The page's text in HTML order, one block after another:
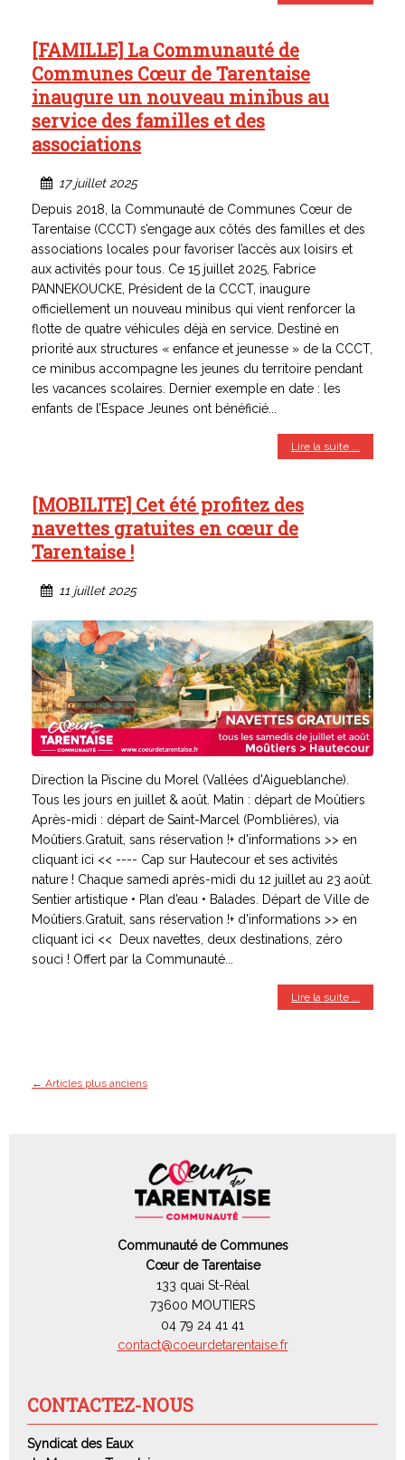
[FAMILLE] La Communauté de
Communes Cœur de Tarentaise
inaugure un nouveau minibus au
service des familles et des
associations
17 juillet 2025
Depuis 2018, la Communauté de Communes Cœur de
Tarentaise (CCCT) s’engage aux côtés des familles et des
associations locales pour favoriser l’accès aux loisirs et
aux activités pour tous. Ce 15 juillet 2025, Fabrice
PANNEKOUCKE, Président de la CCCT, inaugure
officiellement un nouveau minibus qui vient renforcer la
flotte de quatre véhicules déjà en service. Destiné en
priorité aux structures « enfance et jeunesse » de la CCCT,
ce minibus accompagne les jeunes du territoire pendant
les vacances scolaires. Dernier exemple en date : les
enfants de l’Espace Jeunes ont bénéficié...
Lire la suite ...
[MOBILITE] Cet été profitez des
navettes gratuites en cœur de
Tarentaise !
11 juillet 2025
Direction la Piscine du Morel (Vallées d'Aigueblanche).
Tous les jours en juillet & août. Matin : départ de Moûtiers
Après-midi : départ de Saint-Marcel (Pomblières), via
Moûtiers.Gratuit, sans réservation !+ d'informations >> en
cliquant ici << ---- Cap sur Hautecour et ses activités
nature ! Chaque samedi après-midi du 12 juillet au 23 août.
Sentier artistique • Plan d’eau • Balades. Départ de Ville de
Moûtiers.Gratuit, sans réservation !+ d'informations >> en
cliquant ici << Deux navettes, deux destinations, zéro
souci ! Offert par la Communauté...
Lire la suite ...
← Articles plus anciens
Communauté de Communes
Cœur de Tarentaise
133 quai St-Réal
73600 MOUTIERS
04 79 24 41 41
contact@coeurdetarentaise.fr
CONTACTEZ-NOUS
Syndicat des Eaux